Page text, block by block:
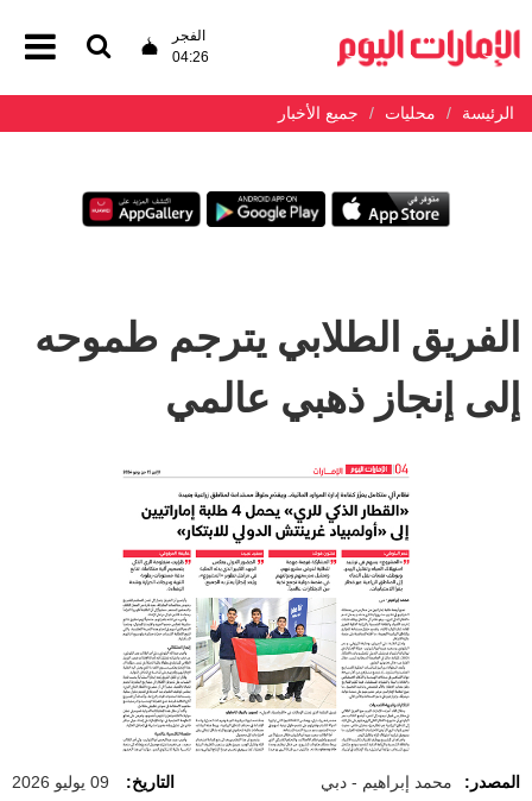
الفجر
04:26
الرئيسة محليات جميع الأخبار
الفريق الطلابي يترجم طموحه
إلى إنجاز ذهبي عالمي
المصدر: محمد إبراهيم - دبي ⁠ التاريخ: 09 يوليو 2026